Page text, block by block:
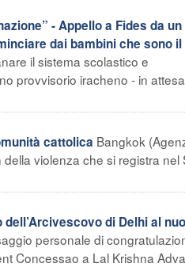
- Appello a Fides da un
dai bambini che sono il
il sistema scolastico e
provvisorio iracheno - in attesa
cattolica Bangkok
violenza che si registra nel
di Delhi al
personale di
Concessao a Lal Krishna